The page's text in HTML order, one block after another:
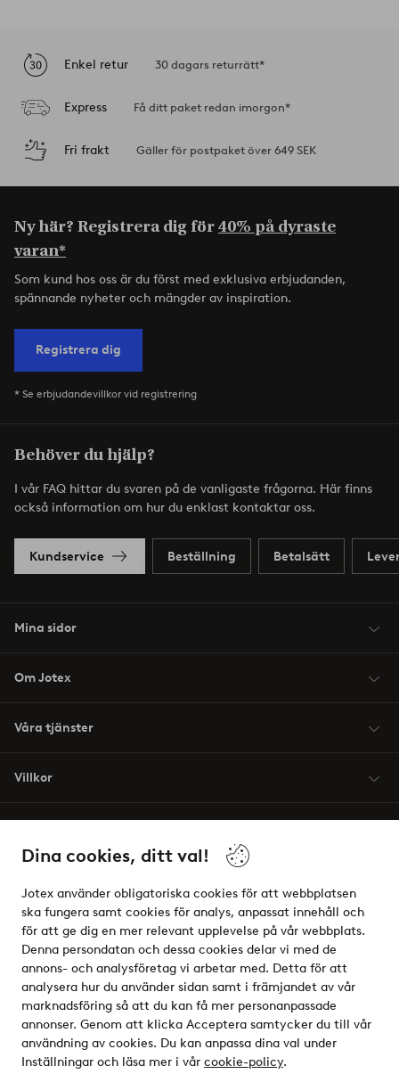
Dina cookies, ditt val!
Jotex använder obligatoriska cookies för att webbplatsen
ska fungera samt cookies för analys, anpassat innehåll och
för att ge dig en mer relevant upplevelse på vår webbplats.
Denna persondatan och dessa cookies delar vi med de
annons- och analysföretag vi arbetar med. Detta för att
analysera hur du använder sidan samt i främjandet av vår
marknadsföring så att du kan få mer personanpassade
annonser. Genom att klicka Acceptera samtycker du till vår
användning av cookies. Du kan anpassa dina val under
Inställningar och läsa mer i vår cookie-policy.
Enkel retur 30 dagars returrätt*
Express Få ditt paket redan imorgon*
Fri frakt Gäller för postpaket över 649 SEK
Ny här? Registrera dig för40% på dyraste
varan*
Som kund hos oss är du först med exklusiva erbjudanden,
spännande nyheter och mängder av inspiration.
Registrera dig
* Se erbjudandevillkor vid registrering
Behöver du hjälp?
I vår FAQ hittar du svaren på de vanligaste frågorna. Här finns
också information om hur du enklast kontaktar oss.
Kundservice Beställning Betalsätt
Mina sidor
Om Jotex
Våra tjänster
Villkor
Säkra betalningar - Betala direkt eller dela upp
Vill du veta mer om våra betalalternativ?
elpy